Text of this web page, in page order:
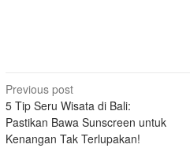
Post
navigation
Previous post
5 Tip Seru Wisata di Bali:
Pastikan Bawa Sunscreen untuk
Kenangan Tak Terlupakan!